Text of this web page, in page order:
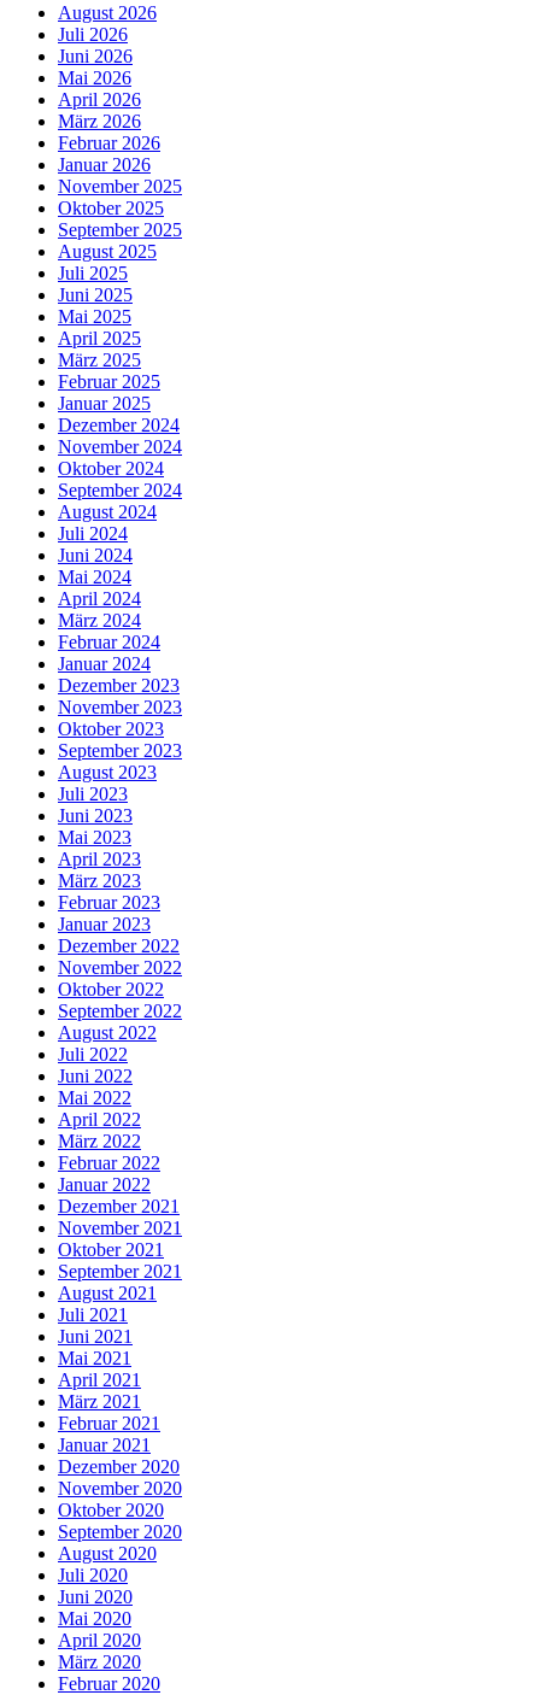
August 2026
Juli 2026
Juni 2026
Mai 2026
April 2026
März 2026
Februar 2026
Januar 2026
November 2025
Oktober 2025
September 2025
August 2025
Juli 2025
Juni 2025
Mai 2025
April 2025
März 2025
Februar 2025
Januar 2025
Dezember 2024
November 2024
Oktober 2024
September 2024
August 2024
Juli 2024
Juni 2024
Mai 2024
April 2024
März 2024
Februar 2024
Januar 2024
Dezember 2023
November 2023
Oktober 2023
September 2023
August 2023
Juli 2023
Juni 2023
Mai 2023
April 2023
März 2023
Februar 2023
Januar 2023
Dezember 2022
November 2022
Oktober 2022
September 2022
August 2022
Juli 2022
Juni 2022
Mai 2022
April 2022
März 2022
Februar 2022
Januar 2022
Dezember 2021
November 2021
Oktober 2021
September 2021
August 2021
Juli 2021
Juni 2021
Mai 2021
April 2021
März 2021
Februar 2021
Januar 2021
Dezember 2020
November 2020
Oktober 2020
September 2020
August 2020
Juli 2020
Juni 2020
Mai 2020
April 2020
März 2020
Februar 2020